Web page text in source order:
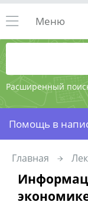
Расширенный
Меню
Помощь в
Главная